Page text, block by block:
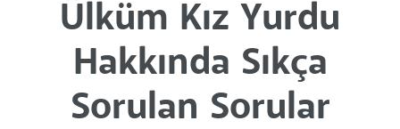
Ülküm Kız Yurdu
Hakkında Sıkça
Sorulan Sorular